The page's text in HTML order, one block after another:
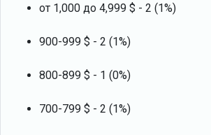
от 1,000 до 4,999 $ - 2 (1%)
900-999 $ - 2 (1%)
800-899 $ - 1 (0%)
700-799 $ - 2 (1%)